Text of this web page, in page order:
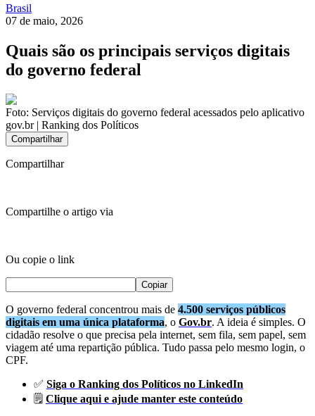
Brasil
07 de maio, 2026
Quais são os principais serviços digitais
do governo federal
Foto: Serviços digitais do governo federal acessados pelo aplicativo
gov.br | Ranking dos Políticos
Compartilhar
Compartilhar
Compartilhe o artigo via
Ou copie o link
Copiar
O governo federal concentrou mais de 4.500 serviços públicos
digitais em uma única plataforma, o Gov.br. A ideia é simples. O
cidadão resolve o que precisa pela internet, sem fila, sem papel, sem
viagem até uma repartição pública. Tudo passa pelo mesmo login, o
CPF.
✅ Siga o Ranking dos Políticos no LinkedIn
🗒️ Clique aqui e ajude manter este conteúdo